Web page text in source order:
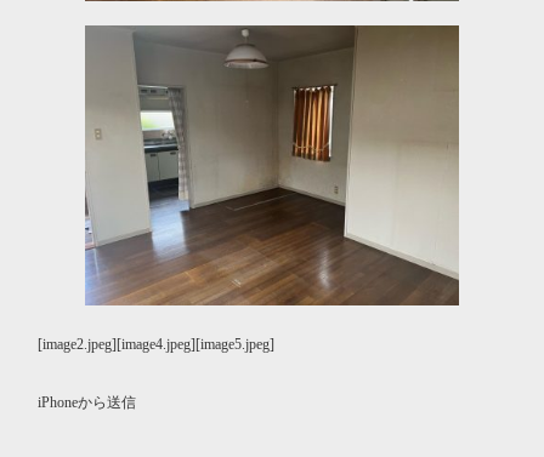
[image2.jpeg][image4.jpeg][image5.jpeg]
iPhoneから送信